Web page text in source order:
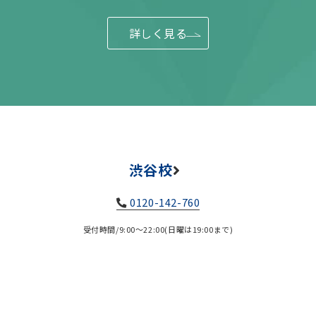
詳しく見る
渋谷校
0120-142-760
受付時間/9:00～22:00(日曜は19:00まで)